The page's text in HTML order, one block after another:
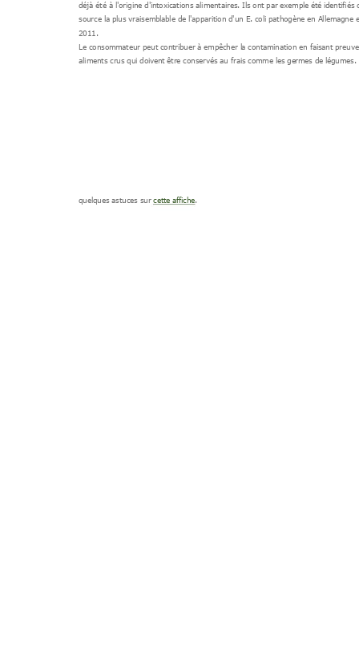
déjà été à l'origine d'intoxications alimentaires. Ils ont par exemple été identifiés
source la plus vraisemblable de l'apparition d'un E. coli pathogène en Allemagne e
2011.
Le consommateur peut contribuer à empêcher la contamination en faisant
aliments crus qui doivent être conservés au frais comme les germes de
quelques astuces sur cette affiche.